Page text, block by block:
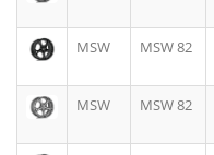
MSW MSW 82
MSW MSW 82